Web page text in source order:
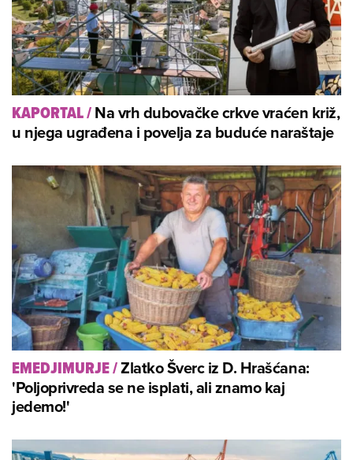
KAPORTAL/Na vrh dubovačke crkve vraćen križ,
u njega ugrađena i povelja za buduće naraštaje
EMEDJIMURJE/Zlatko Šverc iz D. Hrašćana:
'Poljoprivreda se ne isplati, ali znamo kaj
jedemo!'